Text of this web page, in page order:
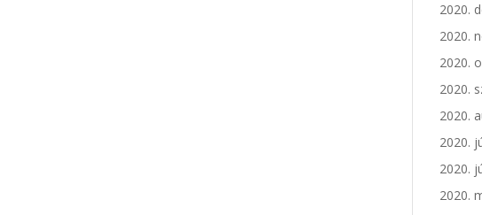
2020.
2020.
2020.
2020.
2020.
2020.
2020.
2020.